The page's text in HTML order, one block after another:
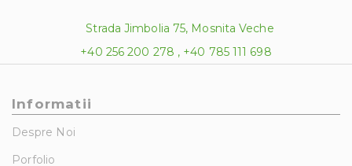
Strada Jimbolia 75, Mosnita Veche
+40 256 200 278 , +40 785 111 698
Informatii
Despre Noi
Porfolio